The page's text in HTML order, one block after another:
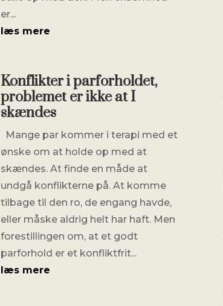
er...
læs mere
Konflikter i parforholdet,
problemet er ikke at I
skændes
Mange par kommer i terapi med et
ønske om at holde op med at
skændes. At finde en måde at
undgå konflikterne på. At komme
tilbage til den ro, de engang havde,
eller måske aldrig helt har haft. Men
forestillingen om, at et godt
parforhold er et konfliktfrit...
læs mere